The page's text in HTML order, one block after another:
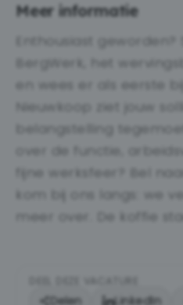
Meer informatie
Enthousiast geworden?
BergWerk, het
en wees er als eerste
Nieuwkoop ziet jouw
belangstelling
over de functie,
fijne werksfeer? Bel
kom bij ons langs: we
meer over. De koffie
Delen LinkedIn